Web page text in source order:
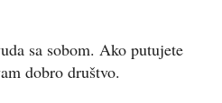
sa sobom. Ako putujete
dobro društvo.